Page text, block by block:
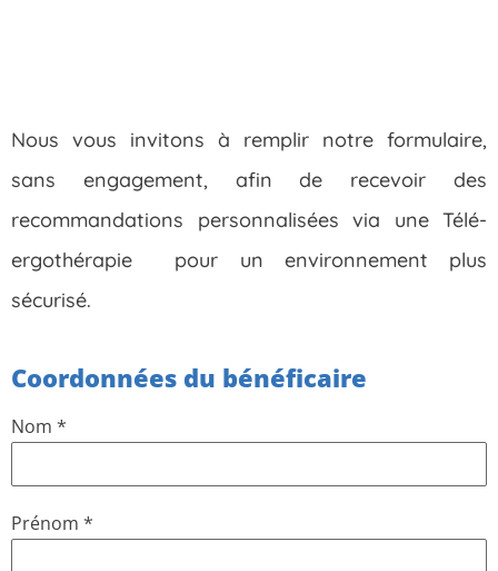
Nous vous invitons à remplir notre formulaire,
sans engagement, afin de recevoir des
recommandations personnalisées via une Télé-
ergothérapie pour un environnement plus
sécurisé.
Coordonnées du bénéficaire
Nom *
Prénom *